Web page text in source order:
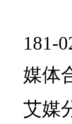
181-
媒体
艾媒